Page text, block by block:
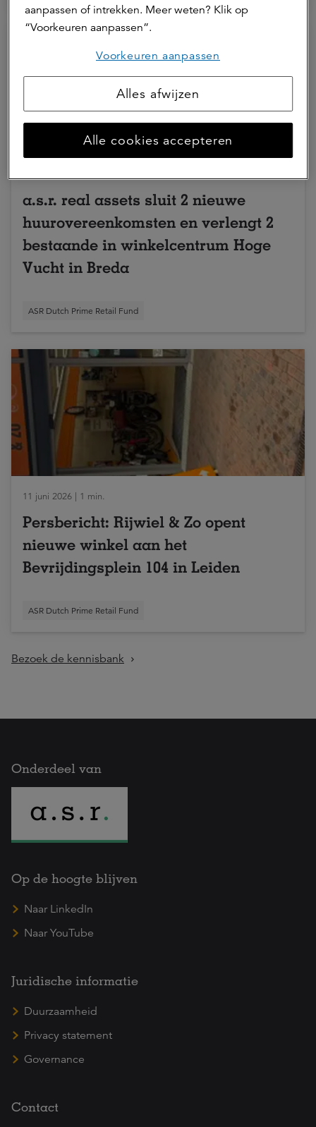
a.s.r. real assets sluit 2 nieuwe
huurovereenkomsten en verlengt 2
bestaande in winkelcentrum Hoge
Vucht in Breda
ASR Dutch Prime Retail Fund
11 juni 2026 | 1 min.
Persbericht: Rijwiel & Zo opent
nieuwe winkel aan het
Bevrijdingsplein 104 in Leiden
ASR Dutch Prime Retail Fund
Bezoek de kennisbank
Onderdeel van
Op de hoogte blijven
Naar LinkedIn
Naar YouTube
Juridische informatie
Duurzaamheid
Privacy statement
Governance
Contact
aanpassen of intrekken. Meer weten? Klik op
“Voorkeuren aanpassen”.
Voorkeuren aanpassen
Alles afwijzen
Alle cookies accepteren